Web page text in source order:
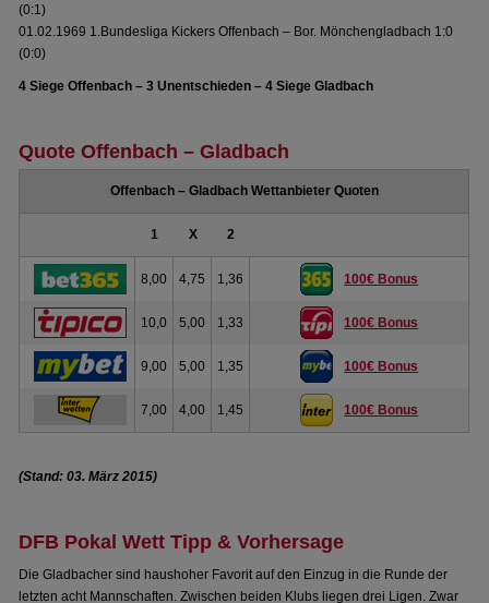
(0:1)
01.02.1969 1.Bundesliga Kickers Offenbach – Bor. Mönchengladbach 1:0
(0:0)
4 Siege Offenbach – 3 Unentschieden – 4 Siege Gladbach
Quote Offenbach – Gladbach
Offenbach – Gladbach Wettanbieter Quoten
1 X 2
8,00 4,75 1,36 100€ Bonus
10,0 5,00 1,33 100€ Bonus
9,00 5,00 1,35 100€ Bonus
7,00 4,00 1,45 100€ Bonus
(Stand: 03. März 2015)
DFB Pokal Wett Tipp & Vorhersage
Die Gladbacher sind haushoher Favorit auf den Einzug in die Runde der
letzten acht Mannschaften. Zwischen beiden Klubs liegen drei Ligen. Zwar